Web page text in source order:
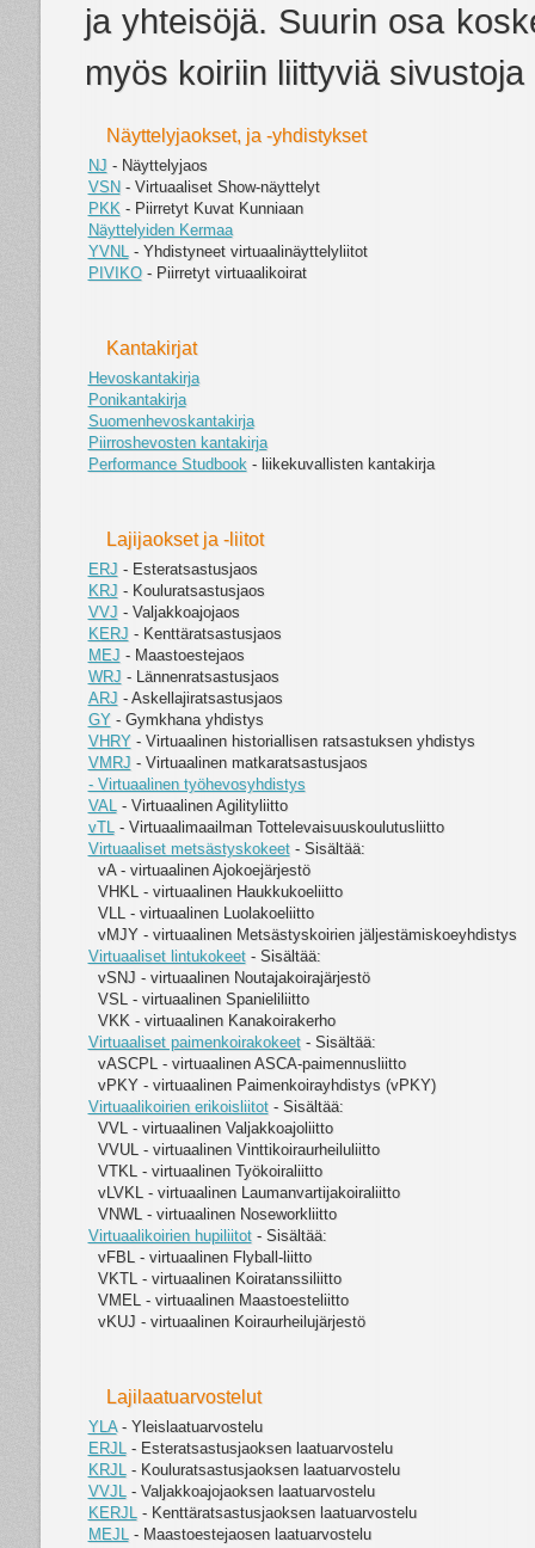
ja yhteisöjä. Suurin osa
myös koiriin liittyviä sivustoja
Näyttelyjaokset, ja -yhdistykset
NJ - Näyttelyjaos
VSN - Virtuaaliset Show-näyttelyt
PKK- Piirretyt Kuvat Kunniaan
Näyttelyiden Kermaa
YVNL- Yhdistyneet virtuaalinäyttelyliitot
PIVIKO- Piirretyt virtuaalikoirat
Kantakirjat
Hevoskantakirja
Ponikantakirja
Suomenhevoskantakirja
Piirroshevosten kantakirja
Performance Studbook- liikekuvallisten kantakirja
Lajijaokset ja -liitot
ERJ - Esteratsastusjaos
KRJ - Kouluratsastusjaos
VVJ - Valjakkoajojaos
KERJ - Kenttäratsastusjaos
MEJ - Maastoestejaos
WRJ - Lännenratsastusjaos
ARJ - Askellajiratsastusjaos
GY - Gymkhana yhdistys
VHRY - Virtuaalinen historiallisen ratsastuksen yhdistys
VMRJ - Virtuaalinen matkaratsastusjaos
- Virtuaalinen työhevosyhdistys
VAL- Virtuaalinen Agilityliitto
vTL- Virtuaalimaailman Tottelevaisuuskoulutusliitto
Virtuaaliset metsästyskokeet- Sisältää:
vA - virtuaalinen Ajokoejärjestö
VHKL - virtuaalinen Haukkukoeliitto
VLL - virtuaalinen Luolakoeliitto
vMJY - virtuaalinen Metsästyskoirien jäljestämiskoeyhdistys
Virtuaaliset lintukokeet- Sisältää:
vSNJ - virtuaalinen Noutajakoirajärjestö
VSL - virtuaalinen Spanieliliitto
VKK - virtuaalinen Kanakoirakerho
Virtuaaliset paimenkoirakokeet- Sisältää:
vASCPL - virtuaalinen ASCA-paimennusliitto
vPKY - virtuaalinen Paimenkoirayhdistys (vPKY)
Virtuaalikoirien erikoisliitot- Sisältää:
VVL - virtuaalinen Valjakkoajoliitto
VVUL - virtuaalinen Vinttikoiraurheiluliitto
VTKL - virtuaalinen Työkoiraliitto
vLVKL - virtuaalinen Laumanvartijakoiraliitto
VNWL - virtuaalinen Noseworkliitto
Virtuaalikoirien hupiliitot- Sisältää:
vFBL - virtuaalinen Flyball-liitto
VKTL - virtuaalinen Koiratanssiliitto
VMEL - virtuaalinen Maastoesteliitto
vKUJ - virtuaalinen Koiraurheilujärjestö
Lajilaatuarvostelut
YLA- Yleislaatuarvostelu
ERJL- Esteratsastusjaoksen laatuarvostelu
KRJL- Kouluratsastusjaoksen laatuarvostelu
VVJL- Valjakkoajojaoksen laatuarvostelu
KERJL- Kenttäratsastusjaoksen laatuarvostelu
MEJL- Maastoestejaosen laatuarvostelu